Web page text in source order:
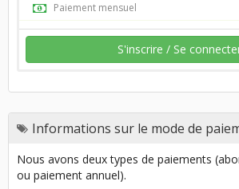
Paiement mensuel
S'inscrire / Se
Informations sur le mode de
Nous avons deux types de paiements
ou paiement annuel).